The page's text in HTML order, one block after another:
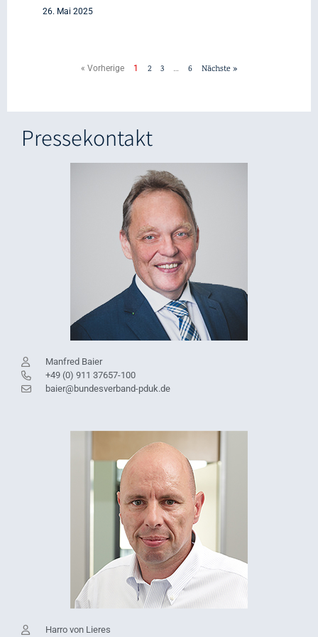
26. Mai 2025
« Vorherige 1 2 3 … 6 Nächste »
Pressekontakt
Manfred Baier
+49 (0) 911 37657-100
baier@bundesverband-pduk.de
Harro von Lieres